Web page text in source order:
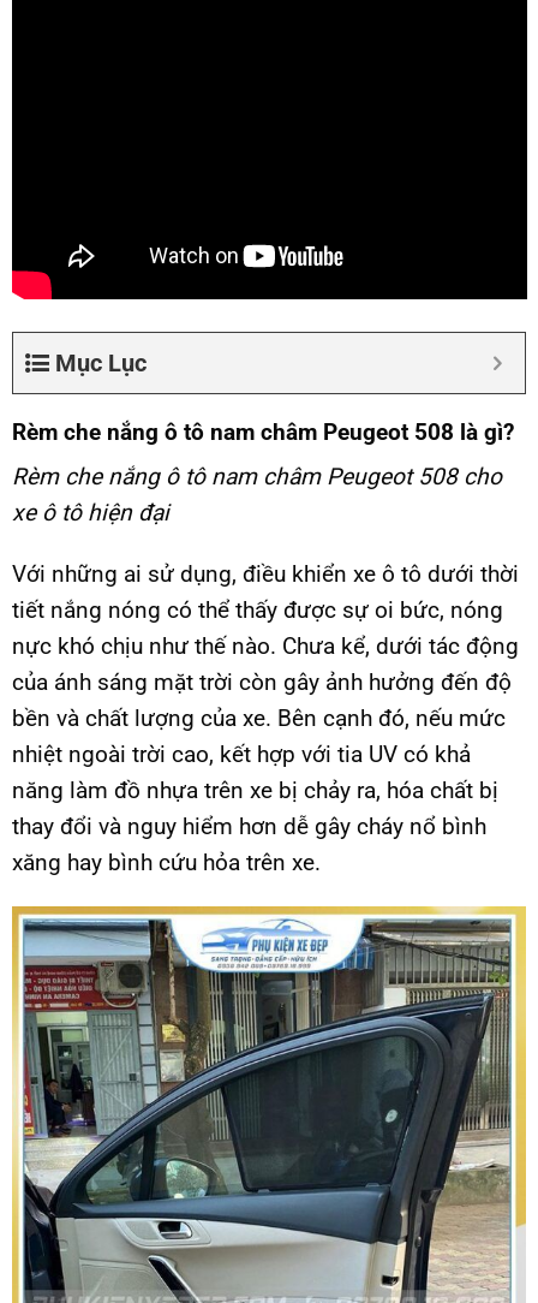
Mục Lục
Rèm che nắng ô tô nam châm Peugeot 508 là gì?
Rèm che nắng ô tô nam châm Peugeot 508 cho
xe ô tô hiện đại
Với những ai sử dụng, điều khiển xe ô tô dưới thời
tiết nắng nóng có thể thấy được sự oi bức, nóng
nực khó chịu như thế nào. Chưa kể, dưới tác động
của ánh sáng mặt trời còn gây ảnh hưởng đến độ
bền và chất lượng của xe. Bên cạnh đó, nếu mức
nhiệt ngoài trời cao, kết hợp với tia UV có khả
năng làm đồ nhựa trên xe bị chảy ra, hóa chất bị
thay đổi và nguy hiểm hơn dễ gây cháy nổ bình
xăng hay bình cứu hỏa trên xe.